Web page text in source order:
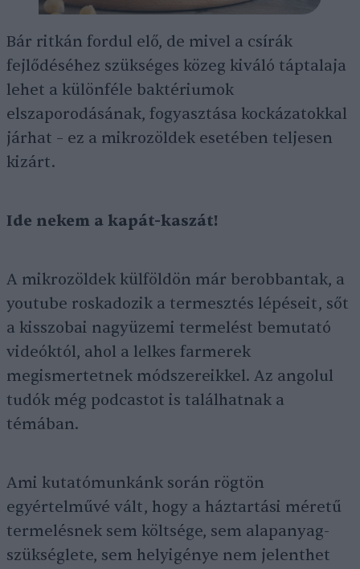
Bár ritkán fordul elő, de mivel a csírák
fejlődéséhez szükséges közeg kiváló táptalaja
lehet a különféle baktériumok
elszaporodásának, fogyasztása kockázatokkal
járhat – ez a mikrozöldek esetében teljesen
kizárt.
Ide nekem a kapát-kaszát!
A mikrozöldek külföldön már berobbantak, a
youtube roskadozik a termesztés lépéseit, sőt
a kisszobai nagyüzemi termelést bemutató
videóktól, ahol a lelkes farmerek
megismertetnek módszereikkel. Az angolul
tudók még podcastot is találhatnak a
témában.
Ami kutatómunkánk során rögtön
egyértelművé vált, hogy a háztartási méretű
termelésnek sem költsége, sem alapanyag-
szükséglete, sem helyigénye nem jelenthet